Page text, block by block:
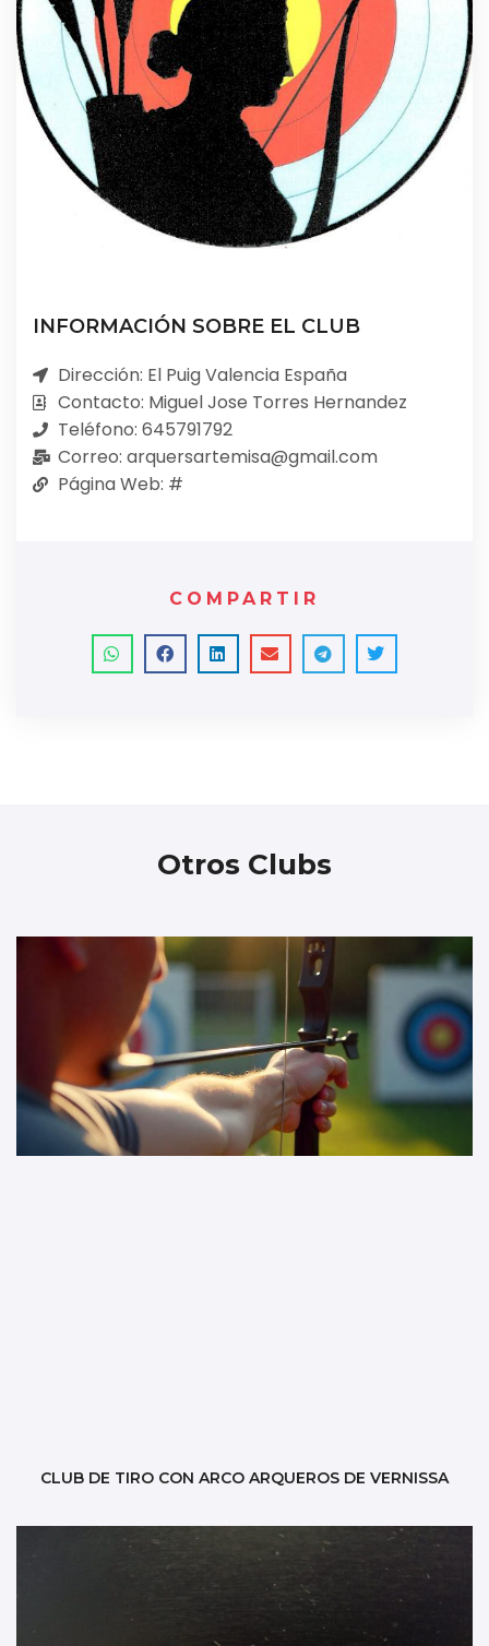
INFORMACIÓN SOBRE EL CLUB
Dirección: El Puig Valencia España
Contacto: Miguel Jose Torres Hernandez
Teléfono: 645791792
Correo: arquersartemisa@gmail.com
Página Web: #
COMPARTIR
Otros Clubs
CLUB DE TIRO CON ARCO ARQUEROS DE VERNISSA